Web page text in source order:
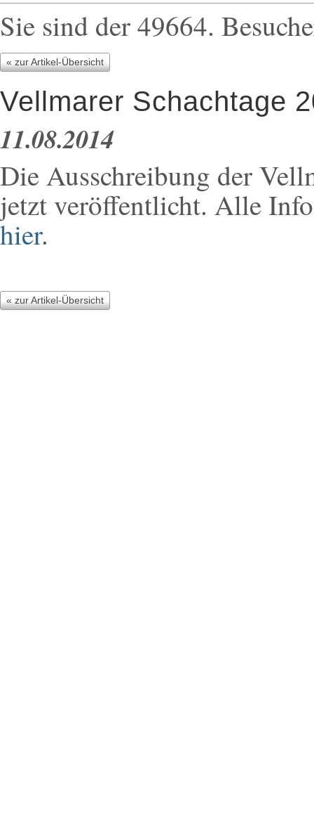
Sie sind der 49664.
« zur Artikel-Übersicht
Vellmarer Schachtage
11.08.2014
Die Ausschreibung der
jetzt veröffentlicht. Alle
hier.
« zur Artikel-Übersicht